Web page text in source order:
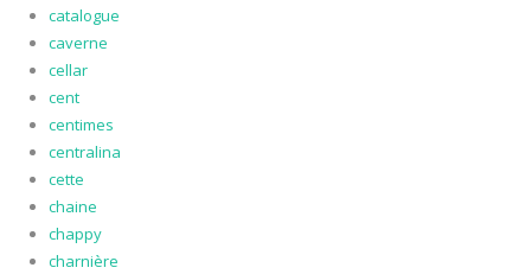
catalogue
caverne
cellar
cent
centimes
centralina
cette
chaine
chappy
charnière